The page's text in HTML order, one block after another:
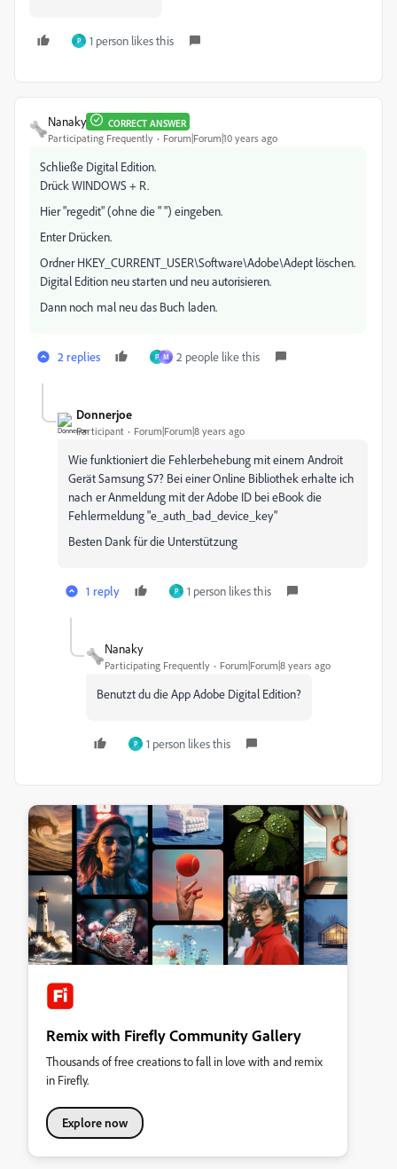
P 1 person likes this
Nanaky CORRECT ANSWER
Participating Frequently Forum|Forum|10 years ago
Schließe Digital Edition.
Drück WINDOWS + R.
Hier "regedit" (ohne die " ") eingeben.
Enter Drücken.
Ordner HKEY_CURRENT_USER\Software\Adobe\Adept löschen.
Digital Edition neu starten und neu autorisieren.
Dann noch mal neu das Buch laden.
2 replies P M 2 people like this
Donnerjoe
Participant Forum|Forum|8 years ago
Wie funktioniert die Fehlerbehebung mit einem Androit
Gerät Samsung S7? Bei einer Online Bibliothek erhalte ich
nach er Anmeldung mit der Adobe ID bei eBook die
Fehlermeldung "e_auth_bad_device_key"
Besten Dank für die Unterstützung
1 reply P 1 person likes this
Nanaky
Participating Frequently Forum|Forum|8 years ago
Benutzt du die App Adobe Digital Edition?
P 1 person likes this
Remix with Firefly Community Gallery
Thousands of free creations to fall in love with and remix
in Firefly.
Explore now